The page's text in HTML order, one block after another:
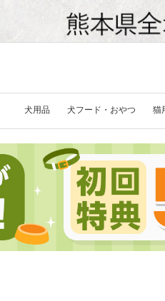
犬用品 犬フード・おやつ 猫